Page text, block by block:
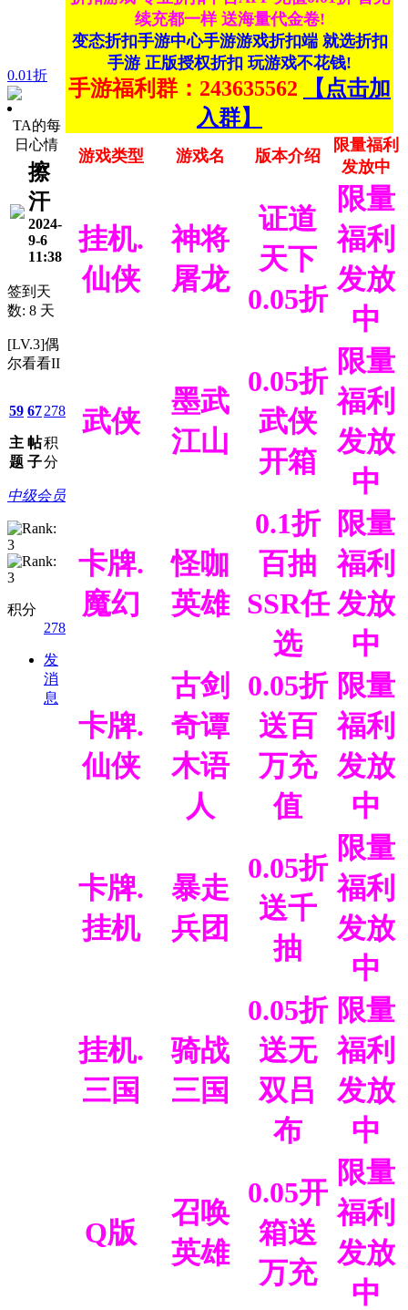
0.01折
TA的每
日心情
擦
汗
2024-
9-6
11:38
签到天
数: 8 天
[LV.3]偶
尔看看II
59
主
题
67
帖
子
278
积
分
中级会员
积分
278
发
消
息
续充都一样 送海量代金卷!
变态折扣手游中心手游游戏折扣端 就选折扣
手游 正版授权折扣 玩游戏不花钱!
手游福利群：243635562
【点击加
入群】
游戏类型 游戏名 版本介绍
限量福利
发放中
挂机.
仙侠
神将
屠龙
证道
天下
0.05折
限量
福利
发放
中
武侠
墨武
江山
0.05折
武侠
开箱
限量
福利
发放
中
卡牌.
魔幻
怪咖
英雄
0.1折
百抽
SSR任
选
限量
福利
发放
中
卡牌.
仙侠
古剑
奇谭
木语
人
0.05折
送百
万充
值
限量
福利
发放
中
卡牌.
挂机
暴走
兵团
0.05折
送千
抽
限量
福利
发放
中
挂机.
三国
骑战
三国
0.05折
送无
双吕
布
限量
福利
发放
中
Q版
召唤
英雄
0.05开
箱送
万充
限量
福利
发放
中